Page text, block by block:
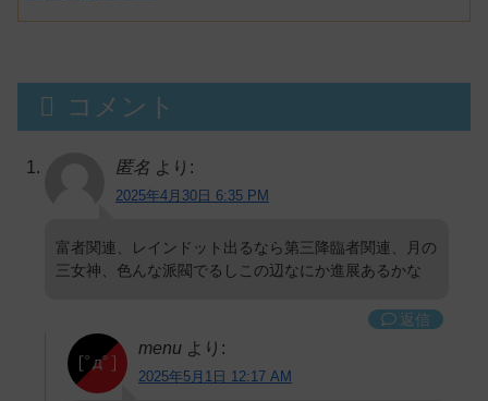
プラーナ」感想
コメント
匿名 より:
2025年4月30日 6:35 PM
富者関連、レインドット出るなら第三降臨者関連、月の
三女神、色んな派閥でるしこの辺なにか進展あるかな
返信
menu より:
2025年5月1日 12:17 AM